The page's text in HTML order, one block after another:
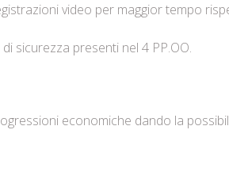
video per maggior tempo
sicurezza presenti nel 4 PP.OO.
economiche dando la